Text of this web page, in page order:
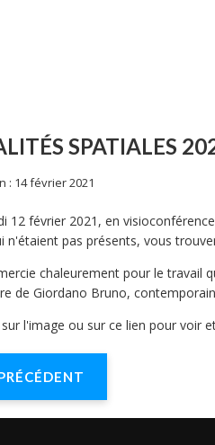
SPATIALES
: 14 février 2021
12 février 2021, en
n'étaient pas présents, vous
chaleurement pour le travail
de Giordano Bruno,
sur l'image ou sur ce lien pour voir